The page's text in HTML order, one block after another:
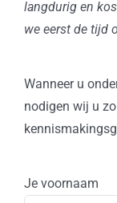
langdurig en
we eerst de tijd
Wanneer u
nodigen wij u
Je voornaam